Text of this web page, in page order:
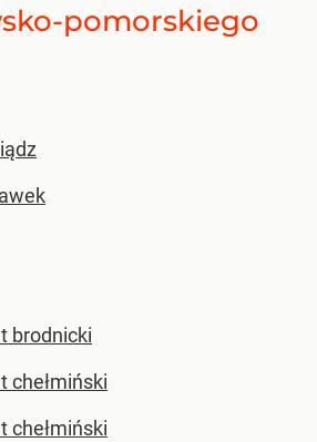
pomorskiego
brodnicki
chełmiński
chełmiński